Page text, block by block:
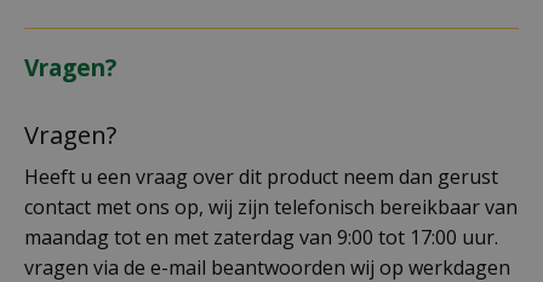
Vragen?
Vragen?
Heeft u een vraag over dit product neem dan gerust
contact met ons op, wij zijn telefonisch bereikbaar van
maandag tot en met zaterdag van 9:00 tot 17:00 uur.
vragen via de e-mail beantwoorden wij op werkdagen